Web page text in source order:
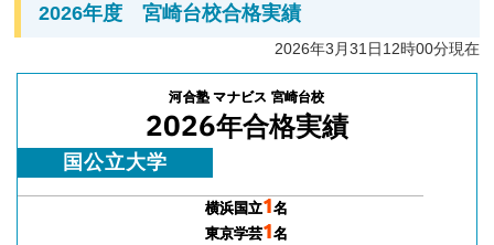
2026年度 宮崎台校合格実績
2026年3月31日12時00分現在
河合塾 マナビス 宮崎台校
2026年合格実績
国公立大学
横浜国立1名
東京学芸1名